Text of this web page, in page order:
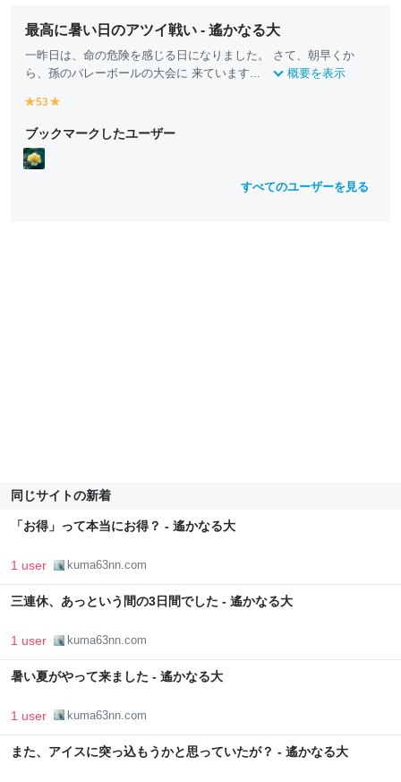
最高に暑い日のアツイ戦い - 遙かなる大
一昨日は、命の危険を感じる日になりました。 さて、朝早くか
ら、孫のバレーボールの大会に 来ています...
概要を表示
y
ll
o
w
53
ll
ブックマークしたユーザー
すべてのユーザーを見る
同じサイトの新着
「お得」って本当にお得？ - 遙かなる大
1 user kuma63nn.com
三連休、あっという間の3日間でした - 遙かなる大
1 user kuma63nn.com
暑い夏がやって来ました - 遙かなる大
1 user kuma63nn.com
また、アイスに突っ込もうかと思っていたが？ - 遙かなる大